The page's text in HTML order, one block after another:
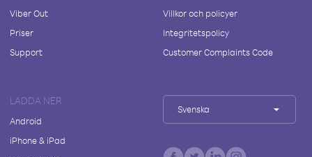
Viber Out
Priser
Support
Villkor och policyer
Integritetspolicy
Customer Complaints Code
LADDA NER
Android
iPhone & iPad
Svenska